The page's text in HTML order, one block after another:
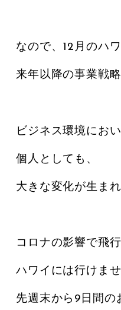
なので、12月のハワ
来年以降の事業戦
ビジネス環境におい
個人としても、
大きな変化が生ま
コロナの影響で飛
ハワイには行けま
先週末から9日間の